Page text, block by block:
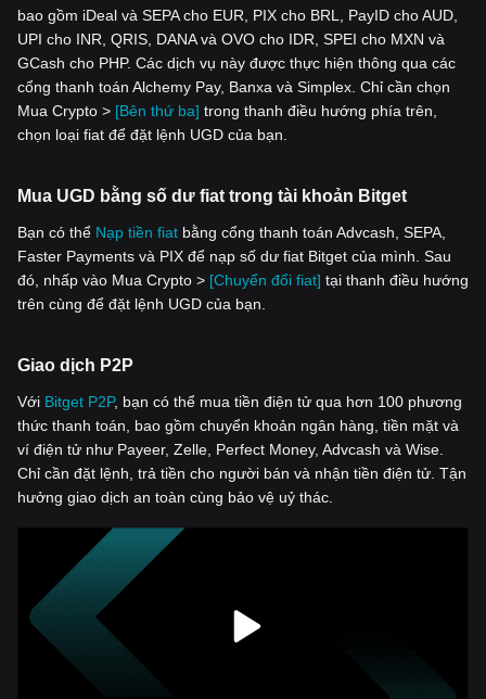
bao gồm iDeal và SEPA cho EUR, PIX cho BRL, PayID cho AUD,
UPI cho INR, QRIS, DANA và OVO cho IDR, SPEI cho MXN và
GCash cho PHP. Các dịch vụ này được thực hiện thông qua các
cổng thanh toán Alchemy Pay, Banxa và Simplex. Chỉ cần chọn
Mua Crypto > [Bên thứ ba] trong thanh điều hướng phía trên,
chọn loại fiat để đặt lệnh UGD của bạn.
Mua UGD bằng số dư fiat trong tài khoản Bitget
Bạn có thể Nạp tiền fiat bằng cổng thanh toán Advcash, SEPA,
Faster Payments và PIX để nạp số dư fiat Bitget của mình. Sau
đó, nhấp vào Mua Crypto > [Chuyển đổi fiat] tại thanh điều hướng
trên cùng để đặt lệnh UGD của bạn.
Giao dịch P2P
Với ‌Bitget P2P, bạn có thể mua tiền điện tử qua hơn 100 phương
thức thanh toán, bao gồm chuyển khoản ngân hàng, tiền mặt và
ví điện tử như Payeer, Zelle, Perfect Money, Advcash và Wise.
Chỉ cần đặt lệnh, trả tiền cho người bán và nhận tiền điện tử. Tận
hưởng giao dịch an toàn cùng bảo vệ uỷ thác.